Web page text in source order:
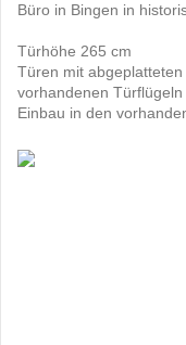
Büro in Bingen in
Türhöhe 265 cm
Türen mit
vorhandenen Türflügeln
Einbau in den